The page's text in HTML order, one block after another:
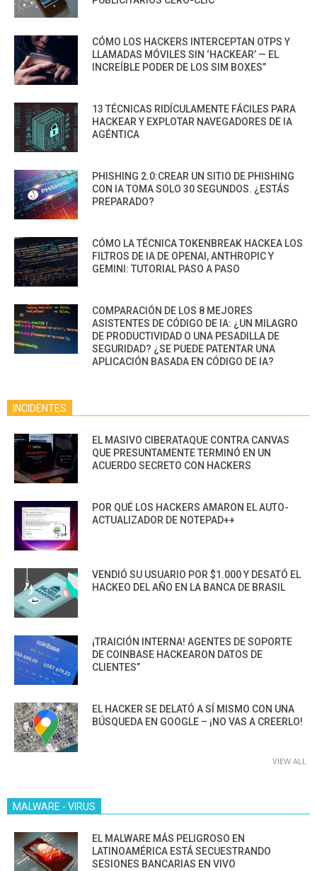
CÓMO LOS HACKERS INTERCEPTAN OTPS Y
LLAMADAS MÓVILES SIN ‘HACKEAR’ — EL
INCREÍBLE PODER DE LOS SIM BOXES”
13 TÉCNICAS RIDÍCULAMENTE FÁCILES PARA
HACKEAR Y EXPLOTAR NAVEGADORES DE IA
AGÉNTICA
PHISHING 2.0:CREAR UN SITIO DE PHISHING
CON IA TOMA SOLO 30 SEGUNDOS. ¿ESTÁS
PREPARADO?
CÓMO LA TÉCNICA TOKENBREAK HACKEA LOS
FILTROS DE IA DE OPENAI, ANTHROPIC Y
GEMINI: TUTORIAL PASO A PASO
COMPARACIÓN DE LOS 8 MEJORES
ASISTENTES DE CÓDIGO DE IA: ¿UN MILAGRO
DE PRODUCTIVIDAD O UNA PESADILLA DE
SEGURIDAD? ¿SE PUEDE PATENTAR UNA
APLICACIÓN BASADA EN CÓDIGO DE IA?
INCIDENTES
EL MASIVO CIBERATAQUE CONTRA CANVAS
QUE PRESUNTAMENTE TERMINÓ EN UN
ACUERDO SECRETO CON HACKERS
POR QUÉ LOS HACKERS AMARON EL AUTO-
ACTUALIZADOR DE NOTEPAD++
VENDIÓ SU USUARIO POR $1.000 Y DESATÓ EL
HACKEO DEL AÑO EN LA BANCA DE BRASIL
¡TRAICIÓN INTERNA! AGENTES DE SOPORTE
DE COINBASE HACKEARON DATOS DE
CLIENTES”
EL HACKER SE DELATÓ A SÍ MISMO CON UNA
BÚSQUEDA EN GOOGLE – ¡NO VAS A CREERLO!
VIEW ALL
MALWARE - VIRUS
EL MALWARE MÁS PELIGROSO EN
LATINOAMÉRICA ESTÁ SECUESTRANDO
SESIONES BANCARIAS EN VIVO